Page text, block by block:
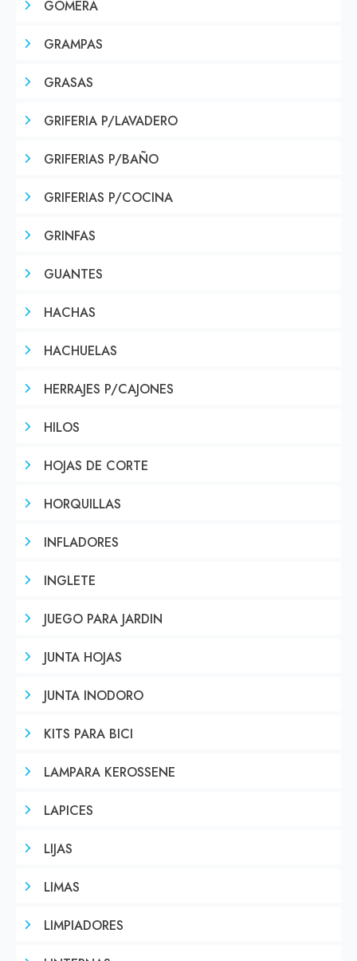
GOMERA
GRAMPAS
GRASAS
GRIFERIA P/LAVADERO
GRIFERIAS P/BAÑO
GRIFERIAS P/COCINA
GRINFAS
GUANTES
HACHAS
HACHUELAS
HERRAJES P/CAJONES
HILOS
HOJAS DE CORTE
HORQUILLAS
INFLADORES
INGLETE
JUEGO PARA JARDIN
JUNTA HOJAS
JUNTA INODORO
KITS PARA BICI
LAMPARA KEROSSENE
LAPICES
LIJAS
LIMAS
LIMPIADORES